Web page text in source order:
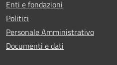
Enti e fondazioni
Politici
Personale Amministrativo
Documenti e dati